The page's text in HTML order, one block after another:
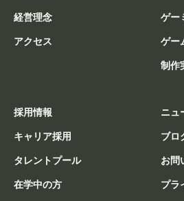
経営理念
アクセス
ゲー
ゲー
制作
採用情報
キャリア採用
タレントプール
在学中の方
ニュ
ブロ
お問
プラ